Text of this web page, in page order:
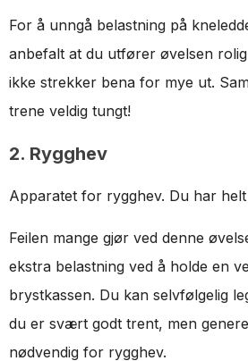
For å unngå belastning på
anbefalt at du utfører øvelsen
ikke strekker bena for mye ut.
trene veldig tungt!
2. Rygghev
Apparatet for rygghev. Du har
Feilen mange gjør ved denne
ekstra belastning ved å holde en
brystkassen. Du kan selvfølgelig
du er svært godt trent, men
nødvendig for rygghev.